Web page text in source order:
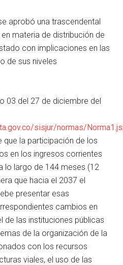
aprobó una trascendental
materia de distribución de
con implicaciones en las
de sus niveles
03 del 27 de diciembre del
sisjur/normas/
que la participación de los
en los ingresos corrientes
lo largo de 144 meses (12
que hacia el 2037 el
presentar esas
cambios en
de las instituciones públicas
de la organización de la
con los recursos
viales, el uso de las